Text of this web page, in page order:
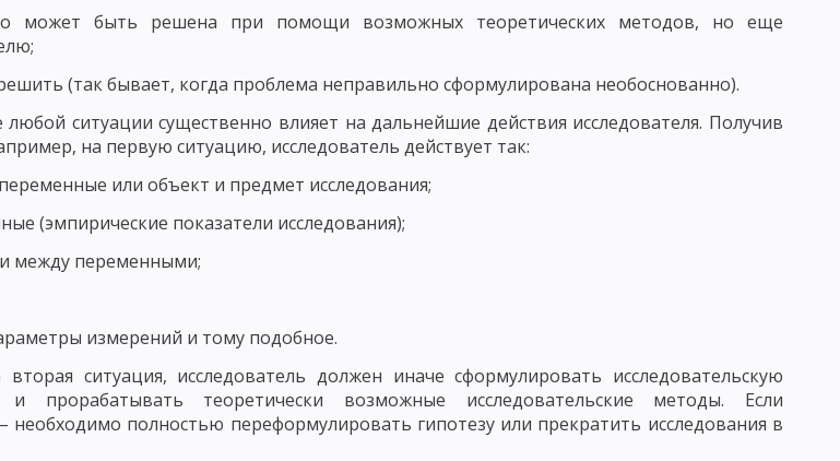
И ЕЕ КРИТЕРИИ
МОДЕЛИ ИССЛЕДОВАНИЯ В ПЕДАГОГИКЕ. ФУНКЦИИ ПЕДАГОГИЧЕСКИХ ИССЛЕДОВАНИЙ
ВЫБОР ИССЛЕДОВАТЕЛЬСКОЙ ПРОБЛЕМЫ И ОПРЕДЕЛЕНИЕ ЦЕЛИ ИССЛЕДОВАНИЯ В ПЕДАГОГИКЕ
ПРАКСЕОЛОГИЧЕСКИЙ АНАЛИЗ
ОПРЕДЕЛЕНИЕ ПАРАМЕТРОВ ВЕРИФИКАЦИИ ФОРМУЛИРОВАННЫХ ГИПОТЕЗ В ПЕДАГОГИКЕ
ИССЛЕДОВАНИЯ
ИССЛЕДОВАНИЯ: ЭКСПЕРИМЕНТ
ВОПРОСОВ АНКЕТЫ ЭТАПЫ ПРОЦЕДУРЫ ОПРОСА
может быть решена при помощи возможных теоретических методов, но еще
(так бывает, когда проблема неправильно сформулирована необоснованно).
ситуации существенно влияет на дальнейшие действия исследователя. Получив
на первую ситуацию, исследователь действует так:
или объект и предмет исследования;
(эмпирические показатели исследования);
между переменными;
измерений и тому подобное.
ситуация, исследователь должен иначе сформулировать исследовательскую
прорабатывать теоретически возможные исследовательские методы. Если
необходимо полностью переформулировать гипотезу или прекратить исследования в